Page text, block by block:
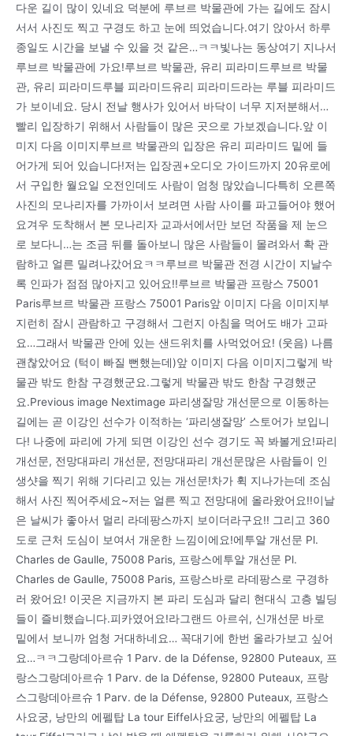
다운 길이 많이 있네요 덕분에 루브르 박물관에 가는 길에도 잠시
서서 사진도 찍고 구경도 하고 눈에 띄었습니다.여기 앉아서 하루
종일도 시간을 보낼 수 있을 것 같은…ㅋㅋ빛나는 동상여기 지나서
루브르 박물관에 가요!루브르 박물관, 유리 피라미드루브르 박물
관, 유리 피라미드루블 피라미드유리 피라미드라는 루블 피라미드
가 보이네요. 당시 전날 행사가 있어서 바닥이 너무 지저분해서…
빨리 입장하기 위해서 사람들이 많은 곳으로 가보겠습니다.앞 이
미지 다음 이미지루브르 박물관의 입장은 유리 피라미드 밑에 들
어가게 되어 있습니다!저는 입장권+오디오 가이드까지 20유로에
서 구입한 월요일 오전인데도 사람이 엄청 많았습니다특히 오른쪽
사진의 모나리자를 가까이서 보려면 사람 사이를 파고들어야 했어
요겨우 도착해서 본 모나리자 교과서에서만 보던 작품을 제 눈으
로 보다니…는 조금 뒤를 돌아보니 많은 사람들이 몰려와서 확 관
람하고 얼른 밀려나갔어요ㅋㅋ루브르 박물관 전경 시간이 지날수
록 인파가 점점 많아지고 있어요!!루브르 박물관 프랑스 75001
Paris루브르 박물관 프랑스 75001 Paris앞 이미지 다음 이미지부
지런히 잠시 관람하고 구경해서 그런지 아침을 먹어도 배가 고파
요…그래서 박물관 안에 있는 샌드위치를 사먹었어요! (웃음) 나름
괜찮았어요 (턱이 빠질 뻔했는데)앞 이미지 다음 이미지그렇게 박
물관 밖도 한참 구경했군요.그렇게 박물관 밖도 한참 구경했군
요.Previous image Nextimage 파리생잘망 개선문으로 이동하는
길에는 곧 이강인 선수가 이적하는 ‘파리생잘망’ 스토어가 보입니
다! 나중에 파리에 가게 되면 이강인 선수 경기도 꼭 봐볼게요!파리
개선문, 전망대파리 개선문, 전망대파리 개선문많은 사람들이 인
생샷을 찍기 위해 기다리고 있는 개선문!차가 휙 지나가는데 조심
해서 사진 찍어주세요~저는 얼른 찍고 전망대에 올라왔어요!!이날
은 날씨가 좋아서 멀리 라데팡스까지 보이더라구요!! 그리고 360
도로 근처 도심이 보여서 개운한 느낌이에요!에투알 개선문 Pl.
Charles de Gaulle, 75008 Paris, 프랑스에투알 개선문 Pl.
Charles de Gaulle, 75008 Paris, 프랑스바로 라데팡스로 구경하
러 왔어요! 이곳은 지금까지 본 파리 도심과 달리 현대식 고층 빌딩
들이 즐비했습니다.피카였어요!라그랜드 아르쉬, 신개선문 바로
밑에서 보니까 엄청 거대하네요… 꼭대기에 한번 올라가보고 싶어
요…ㅋㅋ그랑데아르슈 1 Parv. de la Défense, 92800 Puteaux, 프
랑스그랑데아르슈 1 Parv. de la Défense, 92800 Puteaux, 프랑
스그랑데아르슈 1 Parv. de la Défense, 92800 Puteaux, 프랑스
사요궁, 낭만의 에펠탑 La tour Eiffel사요궁, 낭만의 에펠탑 La